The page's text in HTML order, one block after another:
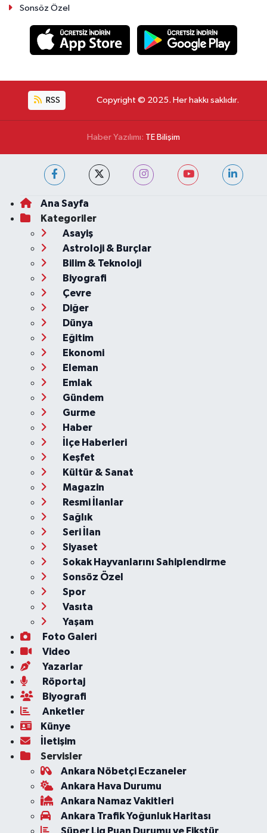
Sonsöz Özel
RSS Copyright © 2025. Her hakkı saklıdır.
Haber Yazılımı: TE Bilişim
Ana Sayfa
Kategoriler
Asayiş
Astroloji & Burçlar
Bilim & Teknoloji
Biyografi
Çevre
Diğer
Dünya
Eğitim
Ekonomi
Eleman
Emlak
Gündem
Gurme
Haber
İlçe Haberleri
Keşfet
Kültür & Sanat
Magazin
Resmi İlanlar
Sağlık
Seri İlan
Siyaset
Sokak Hayvanlarını Sahiplendirme
Sonsöz Özel
Spor
Vasıta
Yaşam
Foto Galeri
Video
Yazarlar
Röportaj
Biyografi
Anketler
Künye
İletişim
Servisler
Ankara Nöbetçi Eczaneler
Ankara Hava Durumu
Ankara Namaz Vakitleri
Ankara Trafik Yoğunluk Haritası
Süper Lig Puan Durumu ve Fikstür